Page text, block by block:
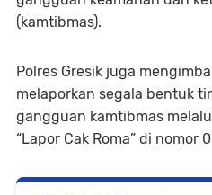
(kamtibmas).
Polres Gresik juga
melaporkan segala bentuk
gangguan kamtibmas
“Lapor Cak Roma” di nomor